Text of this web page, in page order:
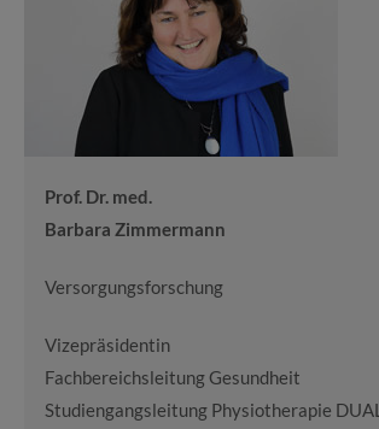
Prof. Dr. med.
Barbara Zimmermann
Versorgungsforschung
Vizepräsidentin
Fachbereichsleitung Gesundheit
Studiengangsleitung Physiotherapie DUAL